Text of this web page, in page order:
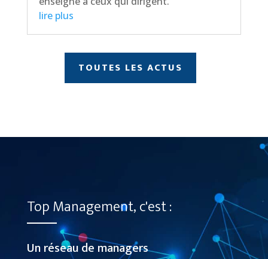
lire plus
TOUTES LES ACTUS
Top Management, c'est :
Un réseau de managers